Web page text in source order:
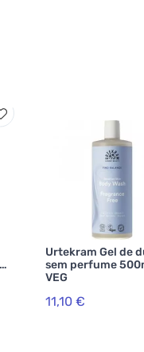
Urtekram Gel de
sem perfume
VEG
11,10 €